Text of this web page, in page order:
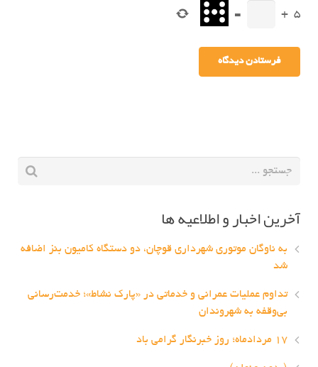
5
+
=
آخرین اخبار و اطلاعیه ها
به ناوگان موتوری شهرداری قوچان، دو دستگاه کامیون بنز اضافه
شد
تداوم عملیات عمرانی و خدماتی در «پارک نشاط»؛ خدمت‌رسانی
بی‌وقفه به شهروندان
۱۷ مردادماه؛ روز خبرنگار گرامی باد